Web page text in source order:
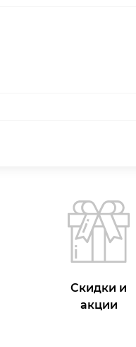
Скидки и
акции